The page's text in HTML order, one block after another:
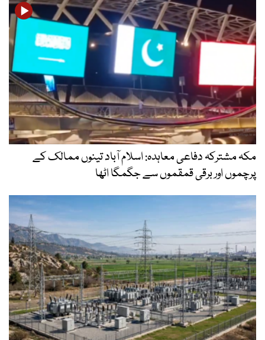
مکہ مشترکہ دفاعی معاہدہ: اسلام آباد تینوں ممالک کے
پرچموں اور برقی قمقموں سے جگمگا اٹھا